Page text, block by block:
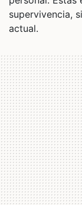
supervivencia,
actual.